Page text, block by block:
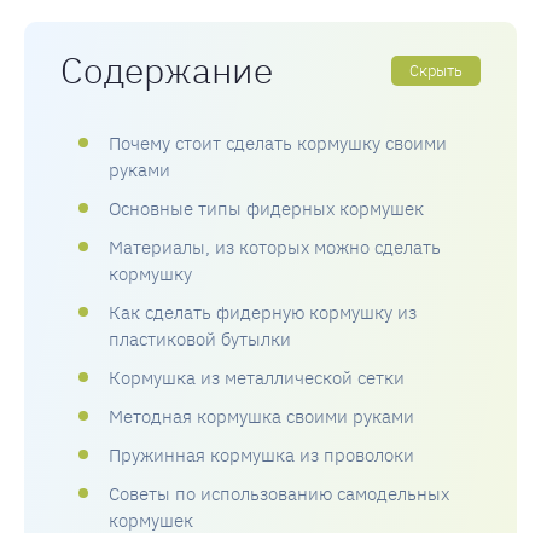
Содержание Скрыть
Почему стоит сделать кормушку своими
руками
Основные типы фидерных кормушек
Материалы, из которых можно сделать
кормушку
Как сделать фидерную кормушку из
пластиковой бутылки
Кормушка из металлической сетки
Методная кормушка своими руками
Пружинная кормушка из проволоки
Советы по использованию самодельных
кормушек